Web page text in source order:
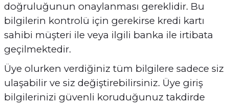
doğruluğunun onaylanması gereklidir. Bu
bilgilerin kontrolü için gerekirse kredi kartı
sahibi müşteri ile veya ilgili banka ile irtibata
geçilmektedir.
Üye olurken verdiğiniz tüm bilgilere sadece siz
ulaşabilir ve siz değiştirebilirsiniz. Üye giriş
bilgilerinizi güvenli koruduğunuz takdirde